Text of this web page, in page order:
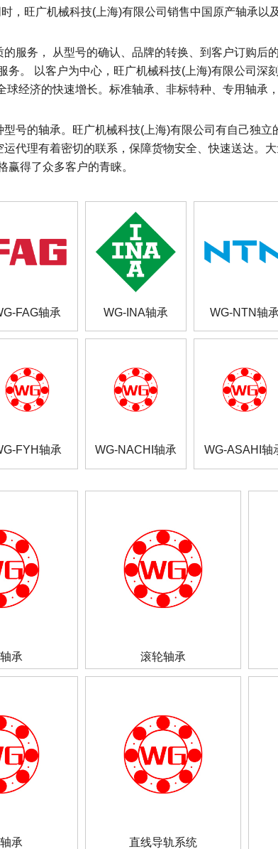
，旺广机械科技(上海)有限公司销售中国原产轴承以
服务， 从型号的确认、品牌的转换、到客户订购后
务。 以客户为中心，旺广机械科技(上海)有限公司深
经济的快速增长。标准轴承、非标特种、专用轴承
号的轴承。旺广机械科技(上海)有限公司有自己独立
代理有着密切的联系，保障货物安全、快速送达。
得了众多客户的青睐。
FAG轴承 WG-INA轴承 WG-NTN轴承
FYH轴承 WG-NACHI轴承 WG-ASAHI轴
承 滚轮轴承
承 直线导轨系统